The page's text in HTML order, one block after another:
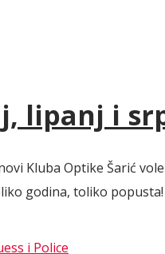
lipanj i
Kluba Optike Šarić
godina, toliko
i Police